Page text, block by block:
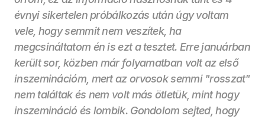
évnyi sikertelen próbálkozás után úgy voltam
vele, hogy semmit nem veszítek, ha
megcsináltatom én is ezt a tesztet. Erre januárban
került sor, közben már folyamatban volt az első
inszeminációm, mert az orvosok semmi "rosszat"
nem találtak és nem volt más ötletük, mint hogy
inszemináció és lombik. Gondolom sejted, hogy